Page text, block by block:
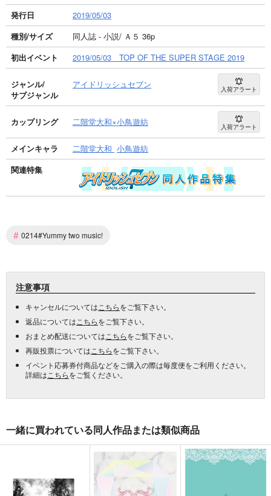
発行日
2019/05/03
種別/サイズ
同人誌 - 小説/ Ａ５ 36p
初出イベント
2019/05/03 TOP OF THE SUPER STAGE 2019
ジャンル/
サブジャンル
アイドリッシュセブン 入荷アラート
カップリング 二階堂大和×小鳥遊紡 入荷アラート
メインキャラ 二階堂大和 小鳥遊紡
関連特集
# 0214#Yummy two music!
注意事項
キャンセルについては こちらをご覧下さい。
返品については こちらをご覧下さい。
おまとめ配送については こちらをご覧下さい。
再販投票については こちらをご覧下さい。
イベント応募券付商品などをご購入の際は毎度便をご利用ください。
詳細は こちらをご覧ください。
一緒に買われている同人作品または類似商品